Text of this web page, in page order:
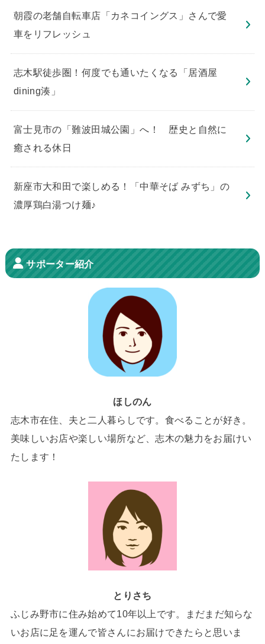
朝霞の老舗自転車店「カネコイングス」さんで愛
車をリフレッシュ
志木駅徒歩圏！何度でも通いたくなる「居酒屋
dining湊」
​富士見市の「難波田城公園」へ！ 歴史と自然に
癒される休日
新座市大和田で楽しめる！「中華そば みずち」の
濃厚鶏白湯つけ麺♪
サポーター紹介
ほしのん
志木市在住、夫と二人暮らしです。食べることが好き。
美味しいお店や楽しい場所など、志木の魅力をお届けい
たします！
とりさち
ふじみ野市に住み始めて10年以上です。まだまだ知らな
いお店に足を運んで皆さんにお届けできたらと思いま